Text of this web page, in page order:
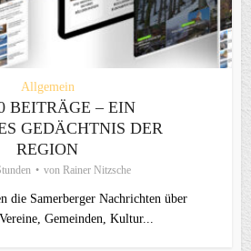
Allgemein
BEITRÄGE – EIN
GEDÄCHTNIS DER
REGION
von Rainer Nitzsche
die Samerberger Nachrichten über
Gemeinden, Kultur...